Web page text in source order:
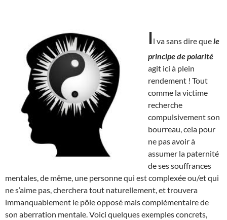
Il va sans dire quele
principe de polarité
agit ici à plein
rendement ! Tout
comme la victime
recherche
compulsivement son
bourreau, cela pour
ne pas avoir à
assumer la paternité
de ses souffrances
mentales, de même, une personne qui est complexée ou/et qui
ne s’aime pas, cherchera tout naturellement, et trouvera
immanquablement le pôle opposé mais complémentaire de
son aberration mentale. Voici quelques exemples concrets,